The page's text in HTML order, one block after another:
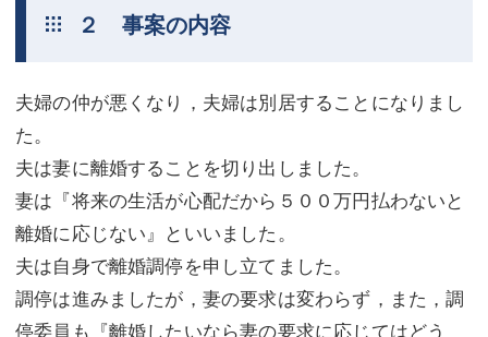
２ 事案の内容
夫婦の仲が悪くなり，夫婦は別居することになりまし
た。
夫は妻に離婚することを切り出しました。
妻は『将来の生活が心配だから５００万円払わないと
離婚に応じない』といいました。
夫は自身で離婚調停を申し立てました。
調停は進みましたが，妻の要求は変わらず，また，調
停委員も『離婚したいなら妻の要求に応じてはどう